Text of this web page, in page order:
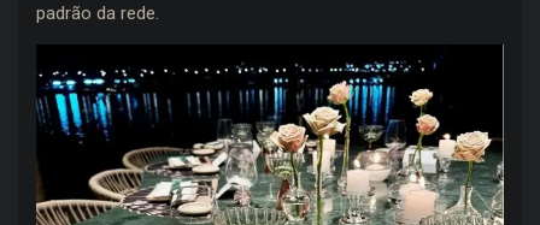
padrão da rede.